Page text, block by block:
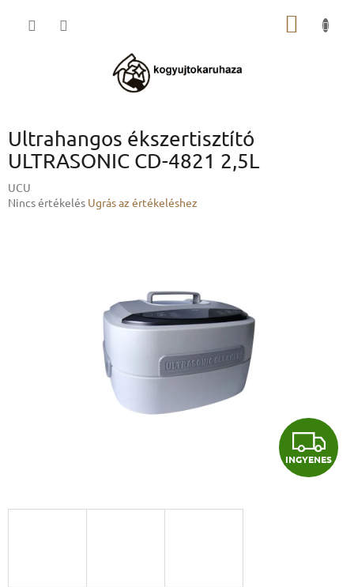
KOSÁR
Ultrahangos ékszertisztító
ULTRASONIC CD-4821 2,5L
UCU
A
Nincs értékelés Ugrás az értékeléshez
I
N
INGYENES